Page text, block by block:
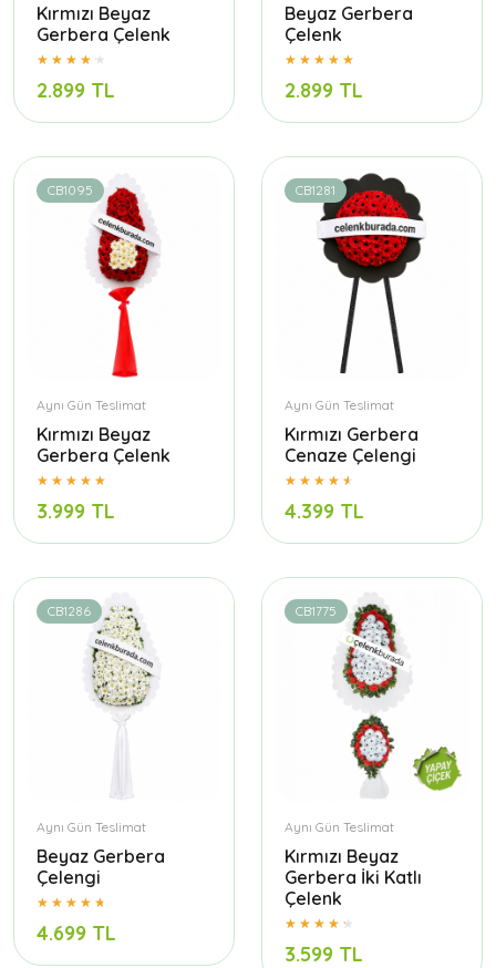
Kırmızı Beyaz
Gerbera Çelenk
2.899 TL
Beyaz Gerbera
Çelenk
2.899 TL
CB1095
Aynı Gün Teslimat
Kırmızı Beyaz
Gerbera Çelenk
3.999 TL
CB1281
Aynı Gün Teslimat
Kırmızı Gerbera
Cenaze Çelengi
4.399 TL
CB1286
Aynı Gün Teslimat
Beyaz Gerbera
Çelengi
4.699 TL
CB1775
Aynı Gün Teslimat
Kırmızı Beyaz
Gerbera İki Katlı
Çelenk
3.599 TL